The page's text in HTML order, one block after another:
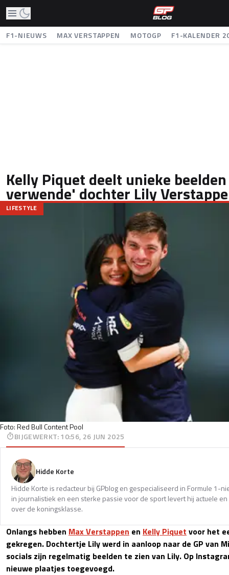
F1-NIEUWS MAX VERSTAPPEN MOTOGP F1-KALENDER
Kelly Piquet deelt unieke
verwende' dochter Lily
Foto: Red Bull Content Pool
LIFESTYLE
BIJGEWERKT:10:56, 26 JUN 2025
Hidde Korte
Hidde Korte is redacteur bij GPblog en gespecialiseerd in Formule 1-
in journalistiek en een sterke passie voor de sport levert hij actuele
over de koningsklasse.
Onlangs hebben Max Verstappen en Kelly Piquet voor het
gekregen. Dochtertje Lily werd in aanloop naar de GP van
socials zijn regelmatig beelden te zien van Lily. Op
nieuwe plaatjes toegevoegd.